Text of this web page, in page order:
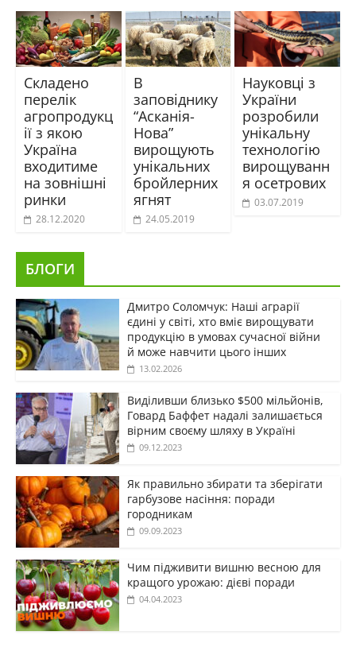
Складено
перелік
агропродукц
ії з якою
Україна
входитиме
на зовнішні
ринки
28.12.2020
В
заповіднику
“Асканія-
Нова”
вирощують
унікальних
бройлерних
ягнят
24.05.2019
Науковці з
України
розробили
унікальну
технологію
вирощуванн
я осетрових
03.07.2019
БЛОГИ
Дмитро Соломчук: Наші аграрії
єдині у світі, хто вміє вирощувати
продукцію в умовах сучасної війни
й може навчити цього інших
13.02.2026
Виділивши близько $500 мільйонів,
Говард Баффет надалі залишається
вірним своєму шляху в Україні
09.12.2023
Як правильно збирати та зберігати
гарбузове насіння: поради
городникам
09.09.2023
Чим підживити вишню весною для
кращого урожаю: дієві поради
04.04.2023